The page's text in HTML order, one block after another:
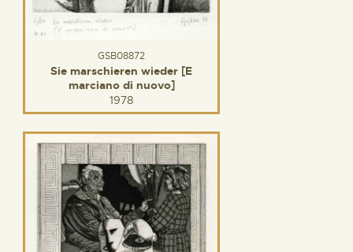
GSB08872
Sie marschieren wieder [E
marciano di nuovo]
1978